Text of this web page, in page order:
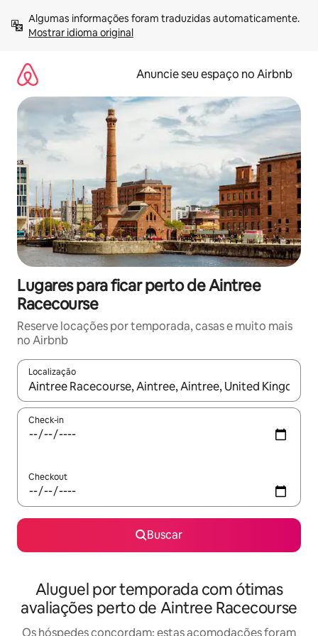
para
Mostrar idioma original
Anuncie seu espaço no Airbnb
Lugares para ficar perto de Aintree
Racecourse
Reserve locações por temporada, casas e muito mais
no Airbnb
Localização
Quando os resultados estiverem disponíveis, explore-os
Check-in
Checkout
Buscar
Aluguel por temporada com ótimas
avaliações perto de Aintree Racecourse
Os hóspedes concordam: estas acomodações foram